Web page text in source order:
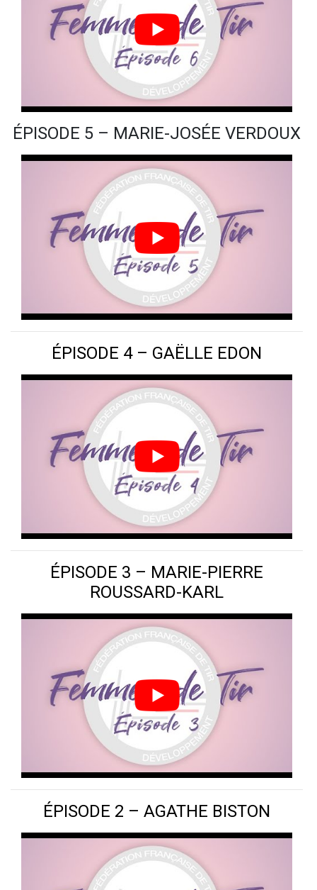
ÉPISODE 5 – MARIE-JOSÉE VERDOUX
ÉPISODE 4 – GAËLLE EDON
ÉPISODE 3 – MARIE-PIERRE
ROUSSARD-KARL
ÉPISODE 2 – AGATHE BISTON